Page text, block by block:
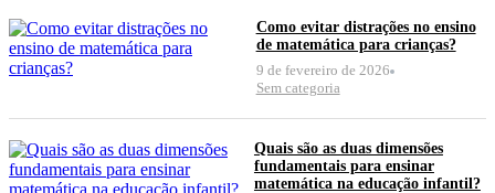
Como evitar distrações no ensino
de matemática para crianças?
9 de fevereiro de 2026
Sem categoria
Quais são as duas dimensões
fundamentais para ensinar
matemática na educação infantil?